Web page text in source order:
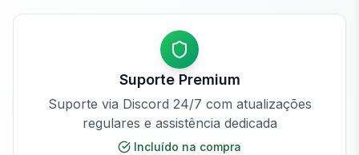
Suporte Premium
Suporte via Discord 24/7 com atualizações
regulares e assistência dedicada
Incluído na compra